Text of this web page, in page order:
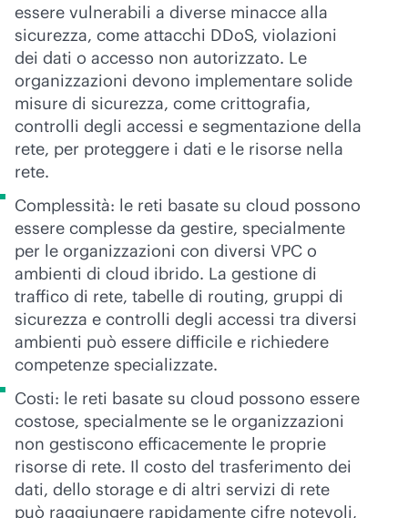
essere vulnerabili a diverse minacce alla
sicurezza, come attacchi DDoS, violazioni
dei dati o accesso non autorizzato. Le
organizzazioni devono implementare solide
misure di sicurezza, come crittografia,
controlli degli accessi e segmentazione della
rete, per proteggere i dati e le risorse nella
rete.
Complessità: le reti basate su cloud possono
essere complesse da gestire, specialmente
per le organizzazioni con diversi VPC o
ambienti di cloud ibrido. La gestione di
traffico di rete, tabelle di routing, gruppi di
sicurezza e controlli degli accessi tra diversi
ambienti può essere difficile e richiedere
competenze specializzate.
Costi: le reti basate su cloud possono essere
costose, specialmente se le organizzazioni
non gestiscono efficacemente le proprie
risorse di rete. Il costo del trasferimento dei
dati, dello storage e di altri servizi di rete
può raggiungere rapidamente cifre notevoli,